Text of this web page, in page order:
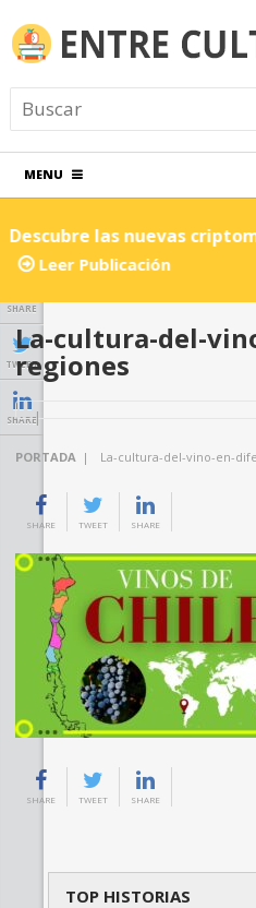
MENU
Descubre las nuevas
Leer Publicación
SHARE
TWEET
SHARE
La-cultura-del-
regiones
PORTADA | La-cultura-del-vino-en-
SHARE TWEET SHARE
SHARE TWEET SHARE
TOP HISTORIAS